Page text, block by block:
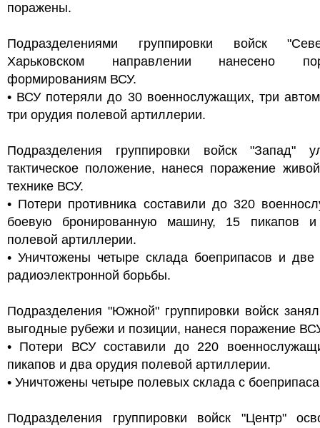
поражены.
Подразделениями группировки войск
Харьковском направлении нанесено
формированиям ВСУ.
• ВСУ потеряли до 30 военнослужащих, три
три орудия полевой артиллерии.
Подразделения группировки войск "Запад"
тактическое положение, нанеся поражение
технике ВСУ.
• Потери противника составили до 320
боевую бронированную машину, 15 пикапов и
полевой артиллерии.
• Уничтожены четыре склада боеприпасов и две
радиоэлектронной борьбы.
Подразделения "Южной" группировки войск
выгодные рубежи и позиции, нанеся поражение
• Потери ВСУ составили до 220
пикапов и два орудия полевой артиллерии.
• Уничтожены четыре полевых склада с
Подразделения группировки войск "Центр"